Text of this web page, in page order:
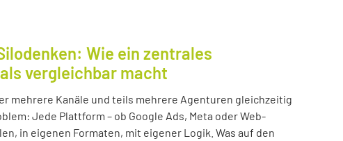
Wie ein zentrales
vergleichbar macht
mehrere Kanäle und teils mehrere Agenturen gleichzeitig
Jede Plattform – ob Google Ads, Meta oder Web-
in eigenen Formaten, mit eigener Logik. Was auf den